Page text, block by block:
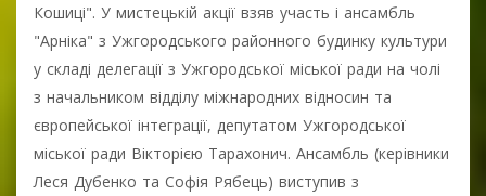
Кошиці". У мистецькій акції взяв участь і ансамбль
"Арніка" з Ужгородського районного будинку культури
у складі делегації з Ужгородської міської ради на чолі
з начальником відділу міжнародних відносин та
європейської інтеграції, депутатом Ужгородської
міської ради Вікторією Тарахонич. Ансамбль (керівники
Леся Дубенко та Софія Рябець) виступив з